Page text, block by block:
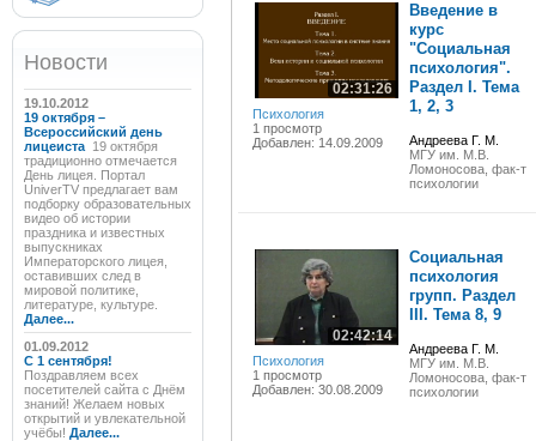
Новости
19.10.2012
19 октября –
Всероссийский день
лицеиста 19 октября
традиционно отмечается
День лицея. Портал
UniverTV предлагает вам
подборку образовательных
видео об истории
праздника и известных
выпускниках
Императорского лицея,
оставивших след в
мировой политике,
литературе, культуре.
Далее...
01.09.2012
C 1 сентября!
Поздравляем всех
посетителей сайта с Днём
знаний! Желаем новых
открытий и увлекательной
учёбы! Далее...
02:31:26
Психология
1 просмотр
Добавлен: 14.09.2009
Введение в
курс
"Социальная
психология".
Раздел I. Тема
1, 2, 3
Андреева Г. М.
МГУ им. М.В.
Ломоносова, фак-т
психологии
02:42:14
Психология
1 просмотр
Добавлен: 30.08.2009
Социальная
психология
групп. Раздел
III. Тема 8, 9
Андреева Г. М.
МГУ им. М.В.
Ломоносова, фак-т
психологии